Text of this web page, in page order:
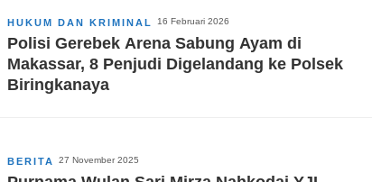
HUKUM DAN KRIMINAL 16 Februari 2026
Polisi Gerebek Arena Sabung Ayam di
Makassar, 8 Penjudi Digelandang ke Polsek
Biringkanaya
BERITA 27 November 2025